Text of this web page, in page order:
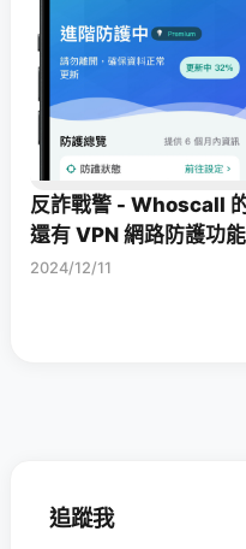
反詐戰警 - Whoscall
還有 VPN 網路防護功能
2024/12/11
追蹤我